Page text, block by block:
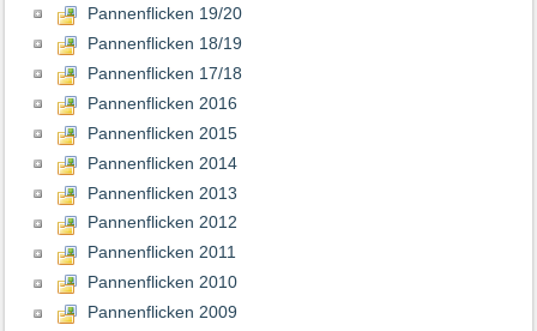
Pannenflicken 19/20
Pannenflicken 18/19
Pannenflicken 17/18
Pannenflicken 2016
Pannenflicken 2015
Pannenflicken 2014
Pannenflicken 2013
Pannenflicken 2012
Pannenflicken 2011
Pannenflicken 2010
Pannenflicken 2009